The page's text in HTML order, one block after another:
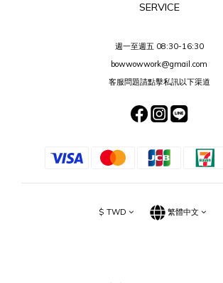
SERVICE
週一至週五 08:30-16:30
bowwowwork@gmail.com
客服問題請點擊私訊以下渠道
$ TWD 繁體中文